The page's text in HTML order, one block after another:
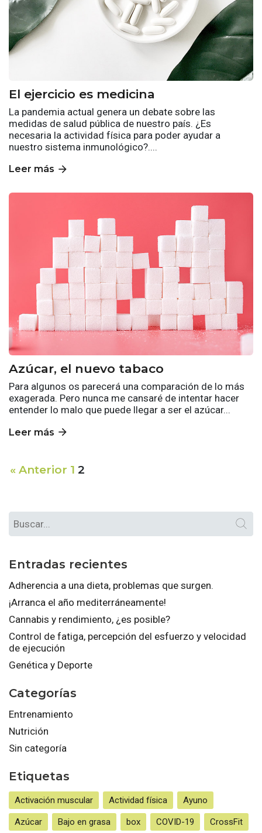
El ejercicio es medicina
La pandemia actual genera un debate sobre las
medidas de salud pública de nuestro país. ¿Es
necesaria la actividad física para poder ayudar a
nuestro sistema inmunológico?....
Leer más arrow_forward
Azúcar, el nuevo tabaco
Para algunos os parecerá una comparación de lo más
exagerada. Pero nunca me cansaré de intentar hacer
entender lo malo que puede llegar a ser el azúcar...
Leer más arrow_forward
« Anterior 1 2
Entradas recientes
Adherencia a una dieta, problemas que surgen.
¡Arranca el año mediterráneamente!
Cannabis y rendimiento, ¿es posible?
Control de fatiga, percepción del esfuerzo y velocidad
de ejecución
Genética y Deporte
Categorías
Entrenamiento
Nutrición
Sin categoría
Etiquetas
Activación muscular Actividad física Ayuno
Azúcar Bajo en grasa box COVID-19 CrossFit